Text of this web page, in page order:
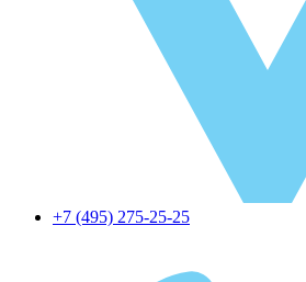
+7 (495) 275-25-25